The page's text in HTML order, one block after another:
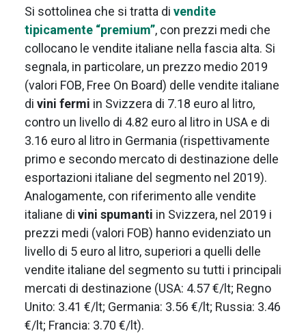
Si sottolinea che si tratta di vendite
tipicamente “premium”, con prezzi medi che
collocano le vendite italiane nella fascia alta. Si
segnala, in particolare, un prezzo medio 2019
(valori FOB, Free On Board) delle vendite italiane
di vini fermi in Svizzera di 7.18 euro al litro,
contro un livello di 4.82 euro al litro in USA e di
3.16 euro al litro in Germania (rispettivamente
primo e secondo mercato di destinazione delle
esportazioni italiane del segmento nel 2019).
Analogamente, con riferimento alle vendite
italiane di vini spumanti in Svizzera, nel 2019 i
prezzi medi (valori FOB) hanno evidenziato un
livello di 5 euro al litro, superiori a quelli delle
vendite italiane del segmento su tutti i principali
mercati di destinazione (USA: 4.57 €/lt; Regno
Unito: 3.41 €/lt; Germania: 3.56 €/lt; Russia: 3.46
€/lt; Francia: 3.70 €/lt).